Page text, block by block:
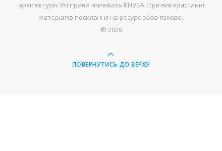
архітектури. Усі права належать КНУБА. При використанні
матеріалів посилання на ресурс обов'язкове.
© 2026
ПОВЕРНУТИСЬ ДО ВЕРХУ